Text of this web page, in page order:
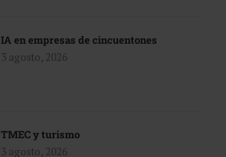
IA en empresas de cincuentones
3 agosto, 2026
TMEC y turismo
3 agosto, 2026